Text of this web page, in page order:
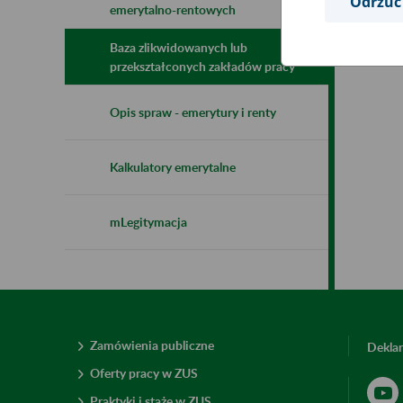
emerytalno-rentowych
Baza zlikwidowanych lub
przekształconych zakładów pracy
Opis spraw - emerytury i renty
Kalkulatory emerytalne
mLegitymacja
Zamówienia publiczne
Oferty pracy w ZUS